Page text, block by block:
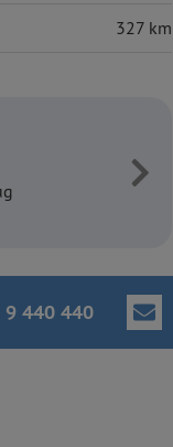
327 km
9 440 440